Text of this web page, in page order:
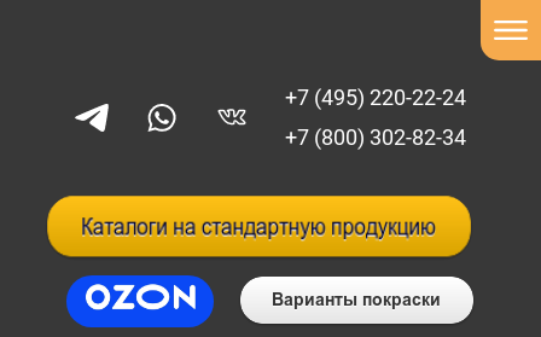
+7 (495) 220-22-24
+7 (800) 302-82-34